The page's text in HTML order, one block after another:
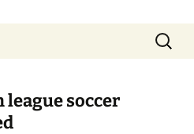
Buscar:
league soccer